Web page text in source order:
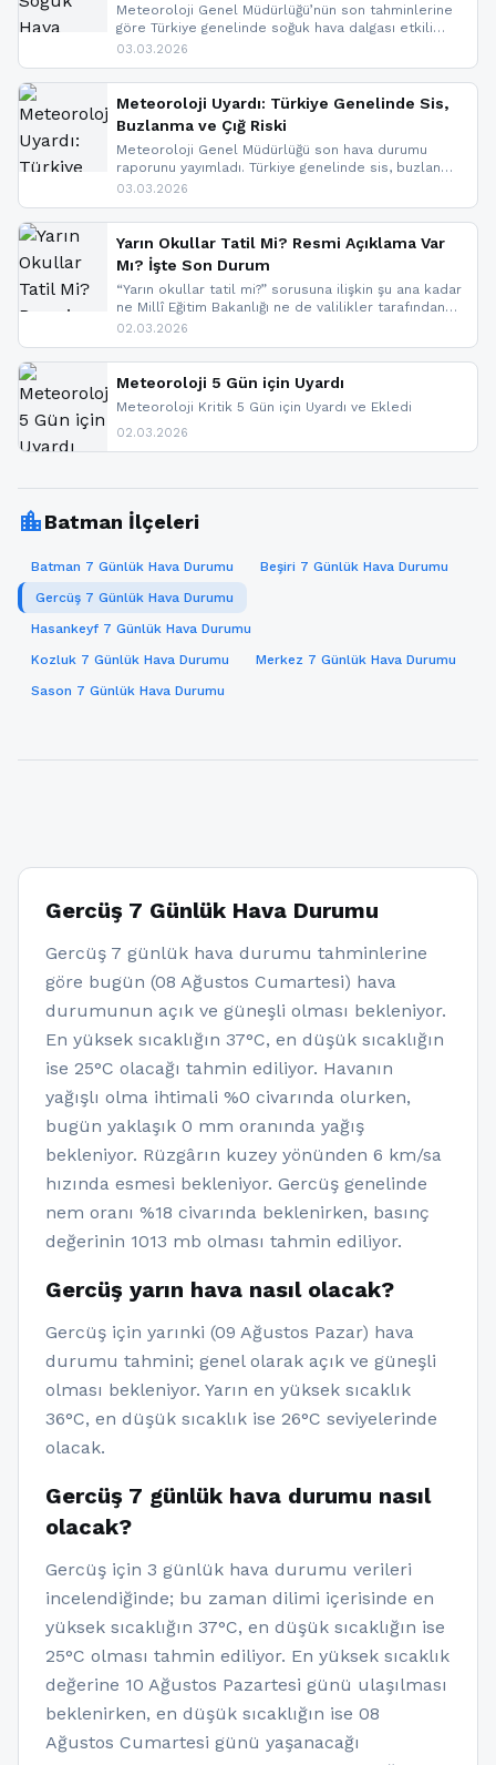
Meteoroloji Genel Müdürlüğü’nün son tahminlerine
göre Türkiye genelinde soğuk hava dalgası etkili
oluyor. Birçok il için kar yağışı ve buzlanma uyarısı
03.03.2026
Meteoroloji Uyardı: Türkiye Genelinde Sis,
Buzlanma ve Çığ Riski
Meteoroloji Genel Müdürlüğü son hava durumu
raporunu yayımladı. Türkiye genelinde sis, buzlanma
ve don beklenirken Doğu Anadolu ve Doğu
yapıldı. İşte son dakika meteoroloji gelişmeleri.
03.03.2026
Yarın Okullar Tatil Mi? Resmi Açıklama Var
Mı? İşte Son Durum
“Yarın okullar tatil mi?” sorusuna ilişkin şu ana kadar
ne Millî Eğitim Bakanlığı ne de valilikler tarafından
yapılmış resmi bir tatil açıklaması bulunmamaktadır.
paylaşacağız. En hızlı şekilde haberdar olmak için
sitemizi takip edebilir ve bildirimleri açabilirsiniz.
02.03.2026
Meteoroloji 5 Gün için Uyardı
Meteoroloji Kritik 5 Gün için Uyardı ve Ekledi
02.03.2026
location_cityBatman İlçeleri
Batman 7 Günlük Hava Durumu
Beşiri 7 Günlük Hava Durumu
Gercüş 7 Günlük Hava Durumu
Hasankeyf 7 Günlük Hava Durumu
Kozluk 7 Günlük Hava Durumu
Merkez 7 Günlük Hava Durumu
Sason 7 Günlük Hava Durumu
Gercüş 7 Günlük Hava Durumu
Gercüş 7 günlük hava durumu tahminlerine
göre bugün (08 Ağustos Cumartesi) hava
durumunun açık ve güneşli olması bekleniyor.
En yüksek sıcaklığın 37°C, en düşük sıcaklığın
ise 25°C olacağı tahmin ediliyor. Havanın
yağışlı olma ihtimali %0 civarında olurken,
bugün yaklaşık 0 mm oranında yağış
bekleniyor. Rüzgârın kuzey yönünden 6 km/sa
hızında esmesi bekleniyor. Gercüş genelinde
nem oranı %18 civarında beklenirken, basınç
değerinin 1013 mb olması tahmin ediliyor.
Gercüş yarın hava nasıl olacak?
Gercüş için yarınki (09 Ağustos Pazar) hava
durumu tahmini; genel olarak açık ve güneşli
olması bekleniyor. Yarın en yüksek sıcaklık
36°C, en düşük sıcaklık ise 26°C seviyelerinde
olacak.
Gercüş 7 günlük hava durumu nasıl
olacak?
Gercüş için 3 günlük hava durumu verileri
incelendiğinde; bu zaman dilimi içerisinde en
yüksek sıcaklığın 37°C, en düşük sıcaklığın ise
25°C olması tahmin ediliyor. En yüksek sıcaklık
değerine 10 Ağustos Pazartesi günü ulaşılması
beklenirken, en düşük sıcaklığın ise 08
Ağustos Cumartesi günü yaşanacağı